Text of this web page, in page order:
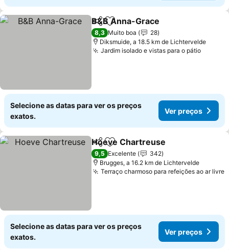
PartilharAdicionar aos favoritos
B&B Anna-Grace
8,3 Muito boa
28
Diksmuide, a 18.5 km de Lichtervelde
Jardim isolado e vistas para o pátioVer
Selecione as datas para ver os preços
exatos.
Ver preços
PartilharAdicionar aos favoritos
Hoeve Chartreuse
9,5 Excelente
342
Brugges, a 16.2 km de Lichtervelde
Terraço charmoso para refeições ao ar livre
Selecione as datas para ver os preços
exatos.
Ver preços